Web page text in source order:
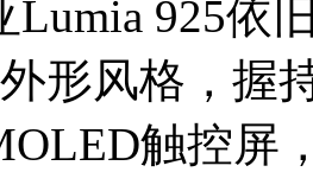
925依旧
形风格，握
触控屏